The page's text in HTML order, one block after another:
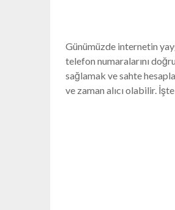
Günümüzde internetin
telefon numaralarını
sağlamak ve sahte
ve zaman alıcı olabilir.